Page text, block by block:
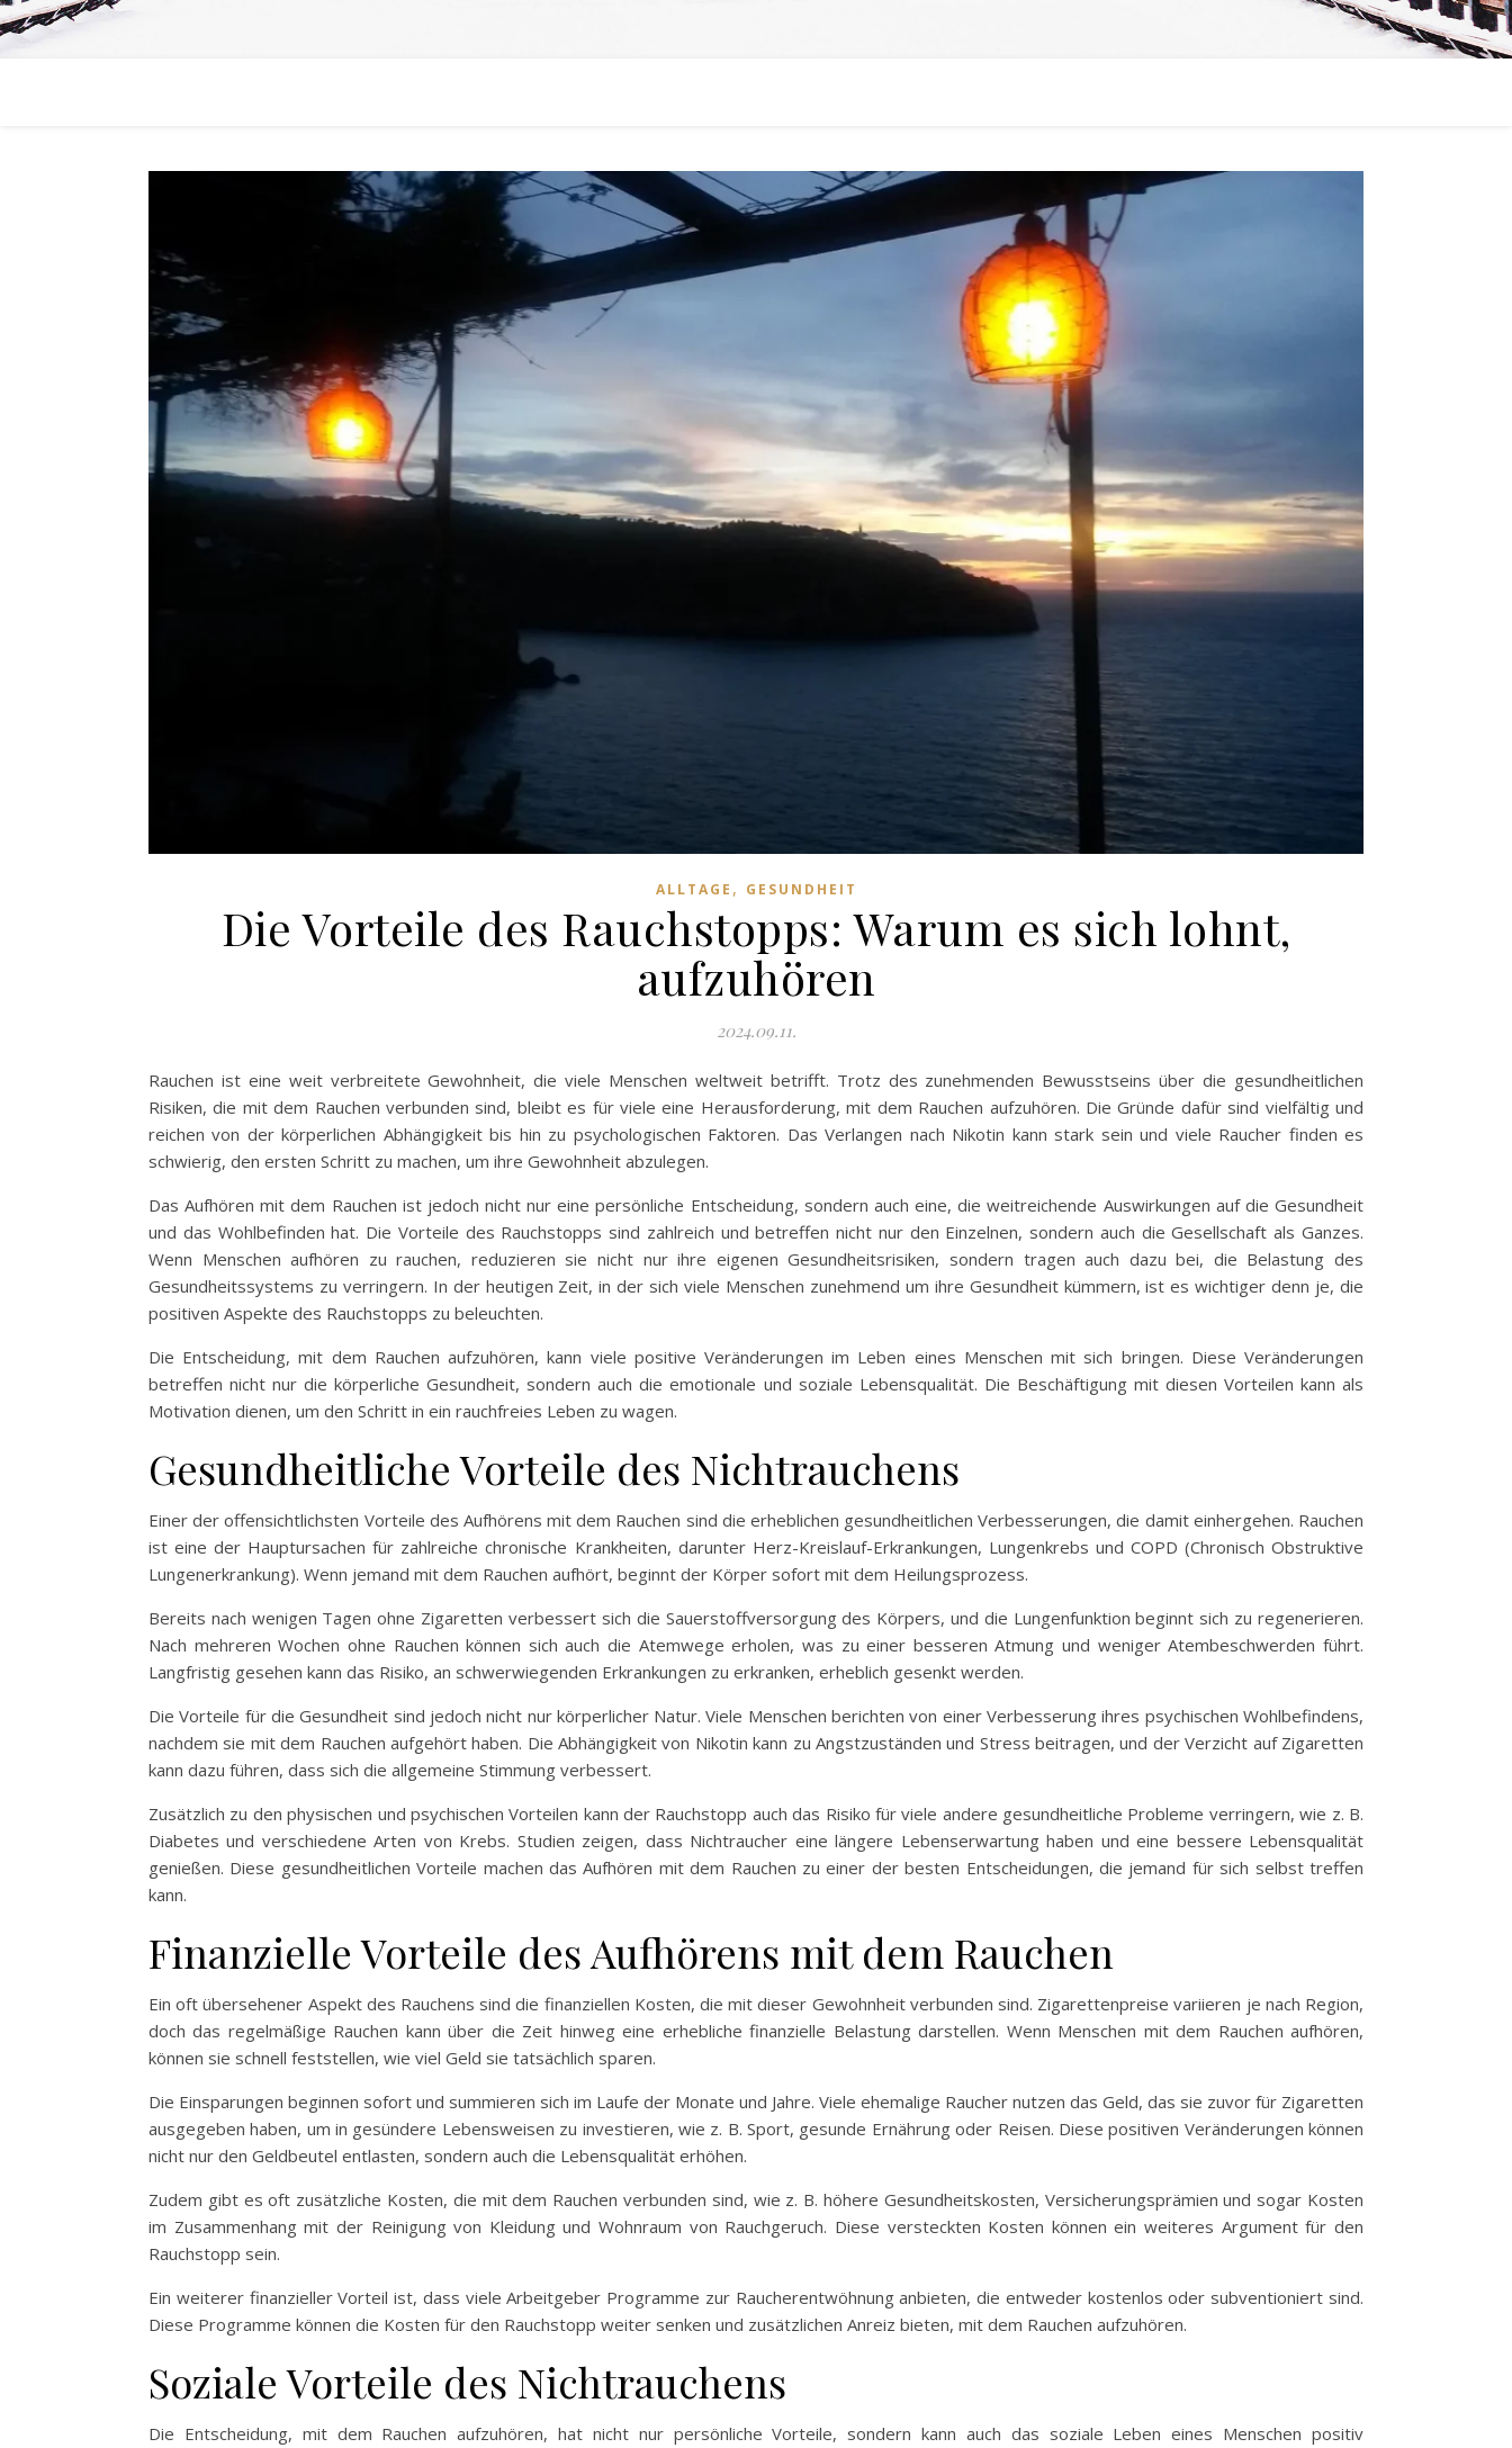
ALLTAGE , GESUNDHEIT
Die Vorteile des Rauchstopps: Warum es sich lohnt,
aufzuhören
2024.09.11.
Rauchen ist eine weit verbreitete Gewohnheit, die viele Menschen weltweit betrifft. Trotz des zunehmenden Bewusstseins über die gesundheitlichen
Risiken, die mit dem Rauchen verbunden sind, bleibt es für viele eine Herausforderung, mit dem Rauchen aufzuhören. Die Gründe dafür sind vielfältig und
reichen von der körperlichen Abhängigkeit bis hin zu psychologischen Faktoren. Das Verlangen nach Nikotin kann stark sein und viele Raucher finden es
schwierig, den ersten Schritt zu machen, um ihre Gewohnheit abzulegen.
Das Aufhören mit dem Rauchen ist jedoch nicht nur eine persönliche Entscheidung, sondern auch eine, die weitreichende Auswirkungen auf die Gesundheit
und das Wohlbefinden hat. Die Vorteile des Rauchstopps sind zahlreich und betreffen nicht nur den Einzelnen, sondern auch die Gesellschaft als Ganzes.
Wenn Menschen aufhören zu rauchen, reduzieren sie nicht nur ihre eigenen Gesundheitsrisiken, sondern tragen auch dazu bei, die Belastung des
Gesundheitssystems zu verringern. In der heutigen Zeit, in der sich viele Menschen zunehmend um ihre Gesundheit kümmern, ist es wichtiger denn je, die
positiven Aspekte des Rauchstopps zu beleuchten.
Die Entscheidung, mit dem Rauchen aufzuhören, kann viele positive Veränderungen im Leben eines Menschen mit sich bringen. Diese Veränderungen
betreffen nicht nur die körperliche Gesundheit, sondern auch die emotionale und soziale Lebensqualität. Die Beschäftigung mit diesen Vorteilen kann als
Motivation dienen, um den Schritt in ein rauchfreies Leben zu wagen.
Gesundheitliche Vorteile des Nichtrauchens
Einer der offensichtlichsten Vorteile des Aufhörens mit dem Rauchen sind die erheblichen gesundheitlichen Verbesserungen, die damit einhergehen. Rauchen
ist eine der Hauptursachen für zahlreiche chronische Krankheiten, darunter Herz-Kreislauf-Erkrankungen, Lungenkrebs und COPD (Chronisch Obstruktive
Lungenerkrankung). Wenn jemand mit dem Rauchen aufhört, beginnt der Körper sofort mit dem Heilungsprozess.
Bereits nach wenigen Tagen ohne Zigaretten verbessert sich die Sauerstoffversorgung des Körpers, und die Lungenfunktion beginnt sich zu regenerieren.
Nach mehreren Wochen ohne Rauchen können sich auch die Atemwege erholen, was zu einer besseren Atmung und weniger Atembeschwerden führt.
Langfristig gesehen kann das Risiko, an schwerwiegenden Erkrankungen zu erkranken, erheblich gesenkt werden.
Die Vorteile für die Gesundheit sind jedoch nicht nur körperlicher Natur. Viele Menschen berichten von einer Verbesserung ihres psychischen Wohlbefindens,
nachdem sie mit dem Rauchen aufgehört haben. Die Abhängigkeit von Nikotin kann zu Angstzuständen und Stress beitragen, und der Verzicht auf Zigaretten
kann dazu führen, dass sich die allgemeine Stimmung verbessert.
Zusätzlich zu den physischen und psychischen Vorteilen kann der Rauchstopp auch das Risiko für viele andere gesundheitliche Probleme verringern, wie z. B.
Diabetes und verschiedene Arten von Krebs. Studien zeigen, dass Nichtraucher eine längere Lebenserwartung haben und eine bessere Lebensqualität
genießen. Diese gesundheitlichen Vorteile machen das Aufhören mit dem Rauchen zu einer der besten Entscheidungen, die jemand für sich selbst treffen
kann.
Finanzielle Vorteile des Aufhörens mit dem Rauchen
Ein oft übersehener Aspekt des Rauchens sind die finanziellen Kosten, die mit dieser Gewohnheit verbunden sind. Zigarettenpreise variieren je nach Region,
doch das regelmäßige Rauchen kann über die Zeit hinweg eine erhebliche finanzielle Belastung darstellen. Wenn Menschen mit dem Rauchen aufhören,
können sie schnell feststellen, wie viel Geld sie tatsächlich sparen.
Die Einsparungen beginnen sofort und summieren sich im Laufe der Monate und Jahre. Viele ehemalige Raucher nutzen das Geld, das sie zuvor für Zigaretten
ausgegeben haben, um in gesündere Lebensweisen zu investieren, wie z. B. Sport, gesunde Ernährung oder Reisen. Diese positiven Veränderungen können
nicht nur den Geldbeutel entlasten, sondern auch die Lebensqualität erhöhen.
Zudem gibt es oft zusätzliche Kosten, die mit dem Rauchen verbunden sind, wie z. B. höhere Gesundheitskosten, Versicherungsprämien und sogar Kosten
im Zusammenhang mit der Reinigung von Kleidung und Wohnraum von Rauchgeruch. Diese versteckten Kosten können ein weiteres Argument für den
Rauchstopp sein.
Ein weiterer finanzieller Vorteil ist, dass viele Arbeitgeber Programme zur Raucherentwöhnung anbieten, die entweder kostenlos oder subventioniert sind.
Diese Programme können die Kosten für den Rauchstopp weiter senken und zusätzlichen Anreiz bieten, mit dem Rauchen aufzuhören.
Soziale Vorteile des Nichtrauchens
Die Entscheidung, mit dem Rauchen aufzuhören, hat nicht nur persönliche Vorteile, sondern kann auch das soziale Leben eines Menschen positiv